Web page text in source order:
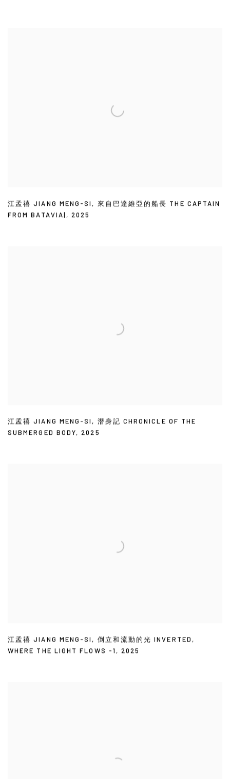
江孟禧 JIANG MENG-SI , 來自巴達維亞的船長 THE CAPTAIN
FROM BATAVIA| ,2025
江孟禧 JIANG MENG-SI, 潛身記 CHRONICLE OF THE
SUBMERGED BODY,2025
江孟禧 JIANG MENG-SI , 倒立和流動的光 INVERTED ,
WHERE THE LIGHT FLOWS -1 ,2025